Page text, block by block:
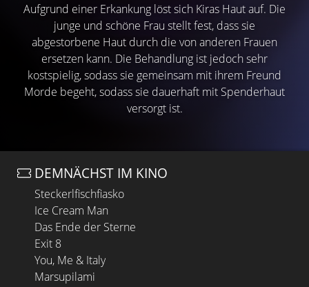
Aufgrund einer Erkankung löst sich Kiras Haut auf. Die
junge und schöne Frau stellt fest, dass sie
abgestorbene Haut durch die von anderen Frauen
ersetzen kann. Die Behandlung ist jedoch sehr
kostspielig, sodass sie gemeinsam mit ihrem Freund
Morde begeht, sodass sie dauerhaft mit Spenderhaut
versorgt ist.
DEMNÄCHST IM KINO
Steckerlfischfiasko
Ice Cream Man
Das Ende der Sterne
Exit 8
You, Me & Italy
Marsupilami